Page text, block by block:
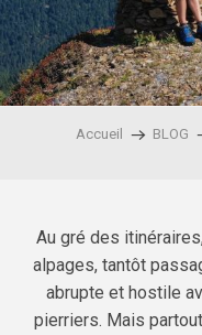
Accueil BLOG
Au gré des
alpages, tantôt
abrupte et hostile
pierriers. Mais